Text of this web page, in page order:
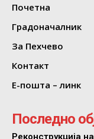
Почетна
Градоначалник
За Пехчево
Контакт
Е-пошта – линк
Последно
Реконструкција